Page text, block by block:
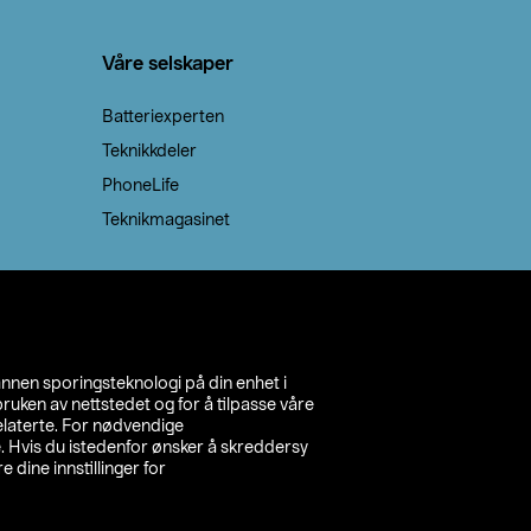
sporingsteknologi på din enhet i
av nettstedet og for å tilpasse våre
For nødvendige
Hvis du istedenfor ønsker å skreddersy
dine innstillinger for
Våre selskaper
Batteriexperten
Teknikkdeler
PhoneLife
Teknikmagasinet